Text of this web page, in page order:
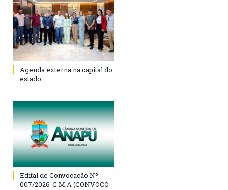
Agenda externa na capital do
estado
Edital de Convocação Nº
007/2026-C.M.A (CONVOCO